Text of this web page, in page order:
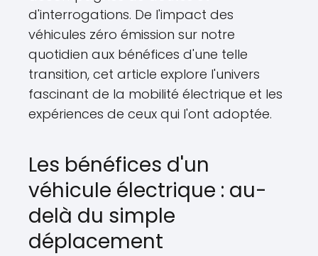
d'interrogations. De l'impact des
véhicules zéro émission sur notre
quotidien aux bénéfices d'une telle
transition, cet article explore l'univers
fascinant de la mobilité électrique et les
expériences de ceux qui l'ont adoptée.
Les bénéfices d'un
véhicule électrique : au-
delà du simple
déplacement